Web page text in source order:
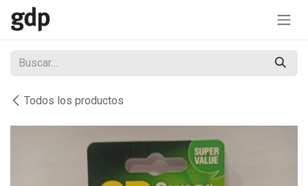
Ir al contenido
Todos los productos